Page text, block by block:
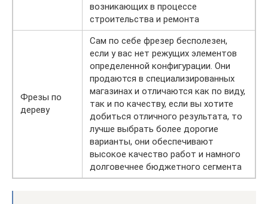
возникающих в процессе
строительства и ремонта
Фрезы по
дереву
Сам по себе фрезер бесполезен,
если у вас нет режущих элементов
определенной конфигурации. Они
продаются в специализированных
магазинах и отличаются как по виду,
так и по качеству, если вы хотите
добиться отличного результата, то
лучше выбрать более дорогие
варианты, они обеспечивают
высокое качество работ и намного
долговечнее бюджетного сегмента